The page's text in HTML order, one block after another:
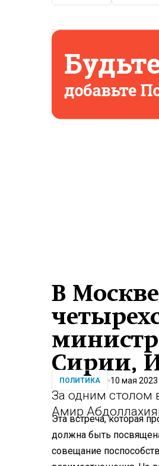
В
Сирии,
ПОЛИТИКА 10 мая 2023
За одним столом
Амир
Эта встреча, которая
должна быть
совещание